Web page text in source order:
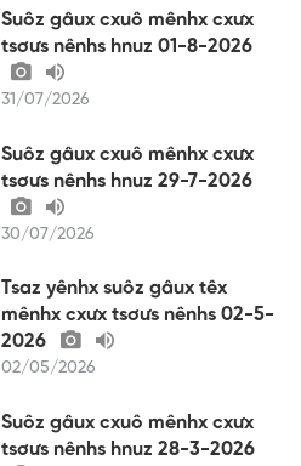
Suôz gâux cxuô mênhx cxưx
tsơưs nênhs hnuz 01-8-2026
31/07/2026
Suôz gâux cxuô mênhx cxưx
tsơưs nênhs hnuz 29-7-2026
30/07/2026
Tsaz yênhx suôz gâux têx
mênhx cxưx tsơưs nênhs 02-5-
2026
02/05/2026
Suôz gâux cxuô mênhx cxưx
tsơưs nênhs hnuz 28-3-2026